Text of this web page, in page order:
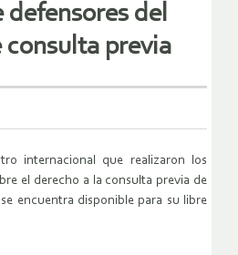
defensores del
consulta previa
internacional que realizaron los
el derecho a la consulta previa de
encuentra disponible para su libre